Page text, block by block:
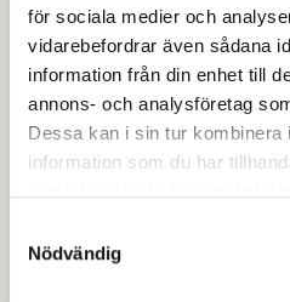
för sociala medier och
vidarebefordrar även sådana
information från din enhet till
annons- och analysföretag
Dessa kan i sin tur kombinera
information som du har
Nödvändig
Vem kan få tillstånd och
Ansöka om lotteritillstånd
Lotterikontrollant
Lotteri utan registrering